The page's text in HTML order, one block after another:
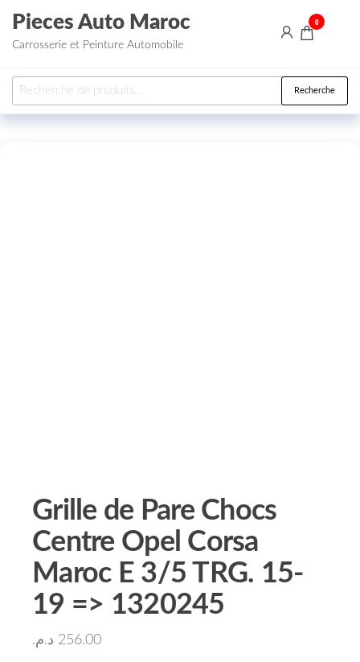
Aller au contenu
Pieces Auto Maroc
Carrosserie et Peinture Automobile
0
Recherche pour : Recherche
Grille de Pare Chocs
Centre Opel Corsa
Maroc E 3/5 TRG. 15-
19 => 1320245
256.00 د.م.